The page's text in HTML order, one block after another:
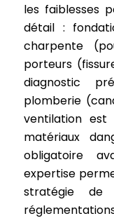
les faiblesses
détail :
charpente
porteurs
diagnostic
plomberie
ventilation est
matériaux
obligatoire
expertise
stratégie de